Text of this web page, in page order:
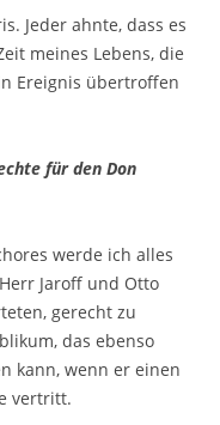
Jeder ahnte, dass es
meines Lebens, die
Ereignis übertroffen
für den Don
werde ich alles
Jaroff und Otto
gerecht zu
das ebenso
kann, wenn er einen
vertritt.